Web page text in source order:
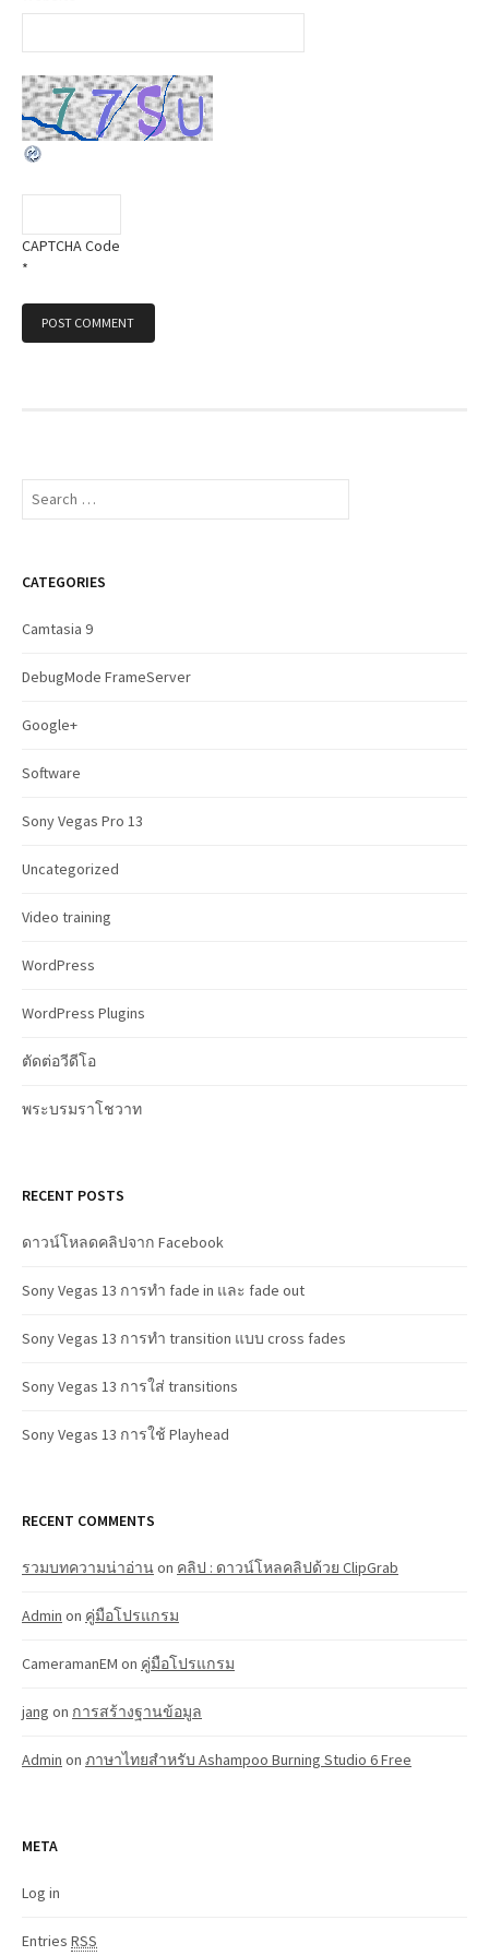
CAPTCHA Code
*
S
c
f
CATEGORIES
Camtasia 9
DebugMode FrameServer
Google+
Software
Sony Vegas Pro 13
Uncategorized
Video training
WordPress
WordPress Plugins
ตัดต่อวีดีโอ
พระบรมราโชวาท
RECENT POSTS
ดาวน์โหลดคลิปจาก Facebook
Sony Vegas 13 การทำ fade in และ fade out
Sony Vegas 13 การทำ transition แบบ cross fades
Sony Vegas 13 การใส่ transitions
Sony Vegas 13 การใช้ Playhead
RECENT COMMENTS
รวมบทความน่าอ่านon คลิป : ดาวน์โหลคลิปด้วย ClipGrab
Admin on คู่มือโปรแกรม
CameramanEM on คู่มือโปรแกรม
jang on การสร้างฐานข้อมูล
Admin on ภาษาไทยสำหรับ Ashampoo Burning Studio 6 Free
META
Log in
Entries RSS